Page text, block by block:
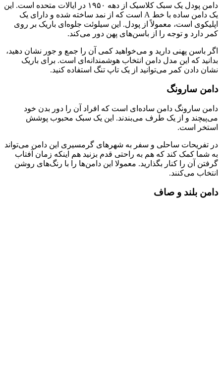
دامن پودل یک سبک کلاسیک از دهه ۱۹۵۰ در ایالات متحده است. این
یک دامن ساده با خط A است که از نمد ساخته شده و دارای یک
اپلیکوی است، معمولاً از پودل. این سیلوئت جلوه‌ای باریک بر روی
کمر دارد و توجه را از باسن‌های پهن دور می‌کند.
اگر باسن پهنی دارید و می‌خواهید کمی آن را جمع و جور نشان دهید،
بدانید که این مدل دامن انتخاب هوشمندانه‌ای است. برای باریک
نشان دادن کمر می‌توانید از یک تاپ تنگ استفاده کنید.
دامن سارونگ
دامن سارونگ دامن ساده‌ای است که افراد آن را دور بدن خود
می‌پیچند و از یک طرف می‌بندند. این یک سبک محبوب پوشش
استخر است.
در تفریحات ساحلی و سفر به شهرهای گرمسیری این دامن می‌تواند
به شما کمک کند که هم به راحتی قدم بزنید هم اینکه زمان آفتاب
گرفتن آن را کنار بگذارید. معمولا این دامن‌ها را با رنگ‌های روشن
انتخاب می‌کنند.
دامن بلند و صاف